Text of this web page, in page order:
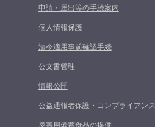
申請・届出等の手続案内
個人情報保護
法令適用事前確認手続
公文書管理
情報公開
公益通報者保護・コンプライアンス
災害用備蓄食品の提供